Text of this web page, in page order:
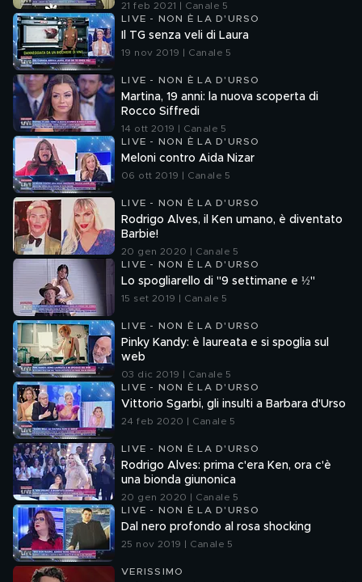
21 feb 2021 | Canale 5
LIVE - NON È LA D'URSO
Il TG senza veli di Laura
19 nov 2019 | Canale 5
LIVE - NON È LA D'URSO
Martina, 19 anni: la nuova scoperta di
Rocco Siffredi
14 ott 2019 | Canale 5
LIVE - NON È LA D'URSO
Meloni contro Aida Nizar
06 ott 2019 | Canale 5
LIVE - NON È LA D'URSO
Rodrigo Alves, il Ken umano, è diventato
Barbie!
20 gen 2020 | Canale 5
LIVE - NON È LA D'URSO
Lo spogliarello di "9 settimane e ½"
15 set 2019 | Canale 5
LIVE - NON È LA D'URSO
Pinky Kandy: è laureata e si spoglia sul
web
03 dic 2019 | Canale 5
LIVE - NON È LA D'URSO
Vittorio Sgarbi, gli insulti a Barbara d'Urso
24 feb 2020 | Canale 5
LIVE - NON È LA D'URSO
Rodrigo Alves: prima c'era Ken, ora c'è
una bionda giunonica
20 gen 2020 | Canale 5
LIVE - NON È LA D'URSO
Dal nero profondo al rosa shocking
25 nov 2019 | Canale 5
VERISSIMO